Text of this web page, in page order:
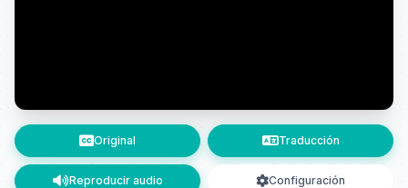
Original Traducción
Reproducir audio Configuración